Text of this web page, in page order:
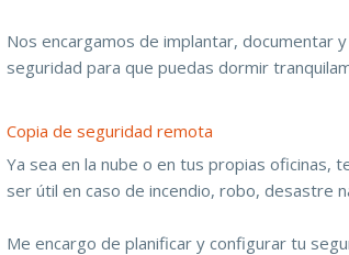
Nos encargamos de implantar, documentar
seguridad para que puedas dormir
Copia de seguridad remota
Ya sea en la nube o en tus propias oficinas,
ser útil en caso de incendio, robo, desastre
Me encargo de planificar y configurar tu